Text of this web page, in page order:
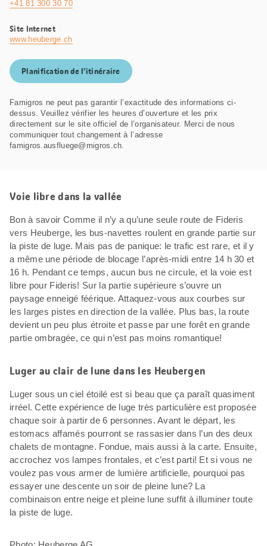
+41 81 300 30 70
Site Internet
www.heuberge.ch
Planification de l’itinéraire
Famigros ne peut pas garantir l’exactitude des informations ci-
dessus. Veuillez vérifier les heures d’ouverture et les prix
directement sur le site officiel de l’organisateur. Merci de nous
communiquer tout changement à l’adresse
famigros.ausfluege@migros.ch.
Voie libre dans la vallée
Bon à savoir Comme il n’y a qu’une seule route de Fideris
vers Heuberge, les bus-navettes roulent en grande partie sur
la piste de luge. Mais pas de panique: le trafic est rare, et il y
a même une période de blocage l’après-midi entre 14 h 30 et
16 h. Pendant ce temps, aucun bus ne circule, et la voie est
libre pour Fideris! Sur la partie supérieure s’ouvre un
paysage enneigé féérique. Attaquez-vous aux courbes sur
les larges pistes en direction de la vallée. Plus bas, la route
devient un peu plus étroite et passe par une forêt en grande
partie ombragée, ce qui n’est pas moins romantique!
Luger au clair de lune dans les Heubergen
Luger sous un ciel étoilé est si beau que ça paraît quasiment
irréel. Cette expérience de luge très particulière est proposée
chaque soir à partir de 6 personnes. Avant le départ, les
estomacs affamés pourront se rassasier dans l’un des deux
chalets de montagne. Fondue, mais aussi à la carte. Ensuite,
accrochez vos lampes frontales, et c’est parti! Et si vous ne
voulez pas vous armer de lumière artificielle, pourquoi pas
essayer une descente un soir de pleine lune? La
combinaison entre neige et pleine lune suffit à illuminer toute
la piste de luge.